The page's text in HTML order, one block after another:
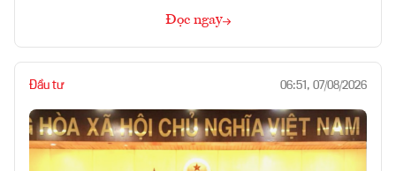
Đọc ngay
Đầu tư 06:51, 07/08/2026